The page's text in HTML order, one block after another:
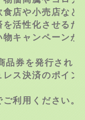
店や小売店など
活性化させるた
キャンペーンが
券を発行される
ス決済のポイン
利用ください。